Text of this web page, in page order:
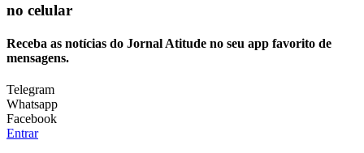
no celular
Receba as notícias do Jornal Atitude no seu app favorito de
mensagens.
Telegram
Whatsapp
Facebook
Entrar